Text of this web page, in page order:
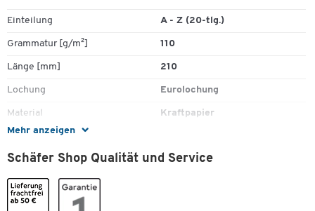
Mehr anzeigen
Einteilung A - Z (20-tlg.)
Grammatur [g/m²] 110
Länge [mm] 210
Lochung Eurolochung
Material Kraftpapier
Registertyp
Stück pro Paket 1
Taben [Stk]
Schäfer Shop Qualität und Service